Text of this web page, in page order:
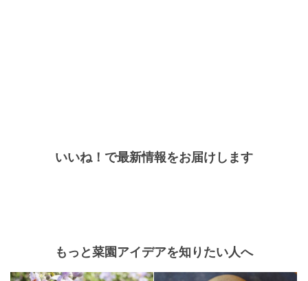
いいね！で最新情報をお届けします
もっと菜園アイデアを知りたい人へ